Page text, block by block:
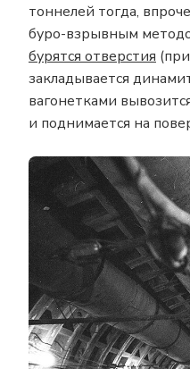
тоннелей тогда,
буро-взрывным
бурятся отверстия
закладывается
вагонетками
и поднимается на